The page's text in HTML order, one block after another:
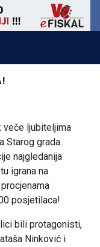
veče ljubiteljima
Starog grada.
najgledanija
igrana na
posjetilaca!
bili protagonisti,
Ninković i